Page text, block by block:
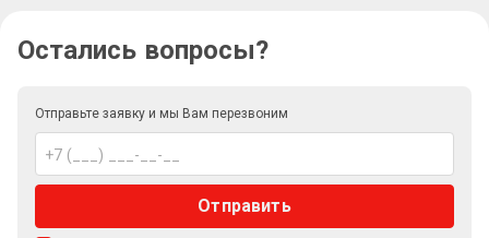
Остались вопросы?
Отправьте заявку и мы Вам перезвоним
Отправить